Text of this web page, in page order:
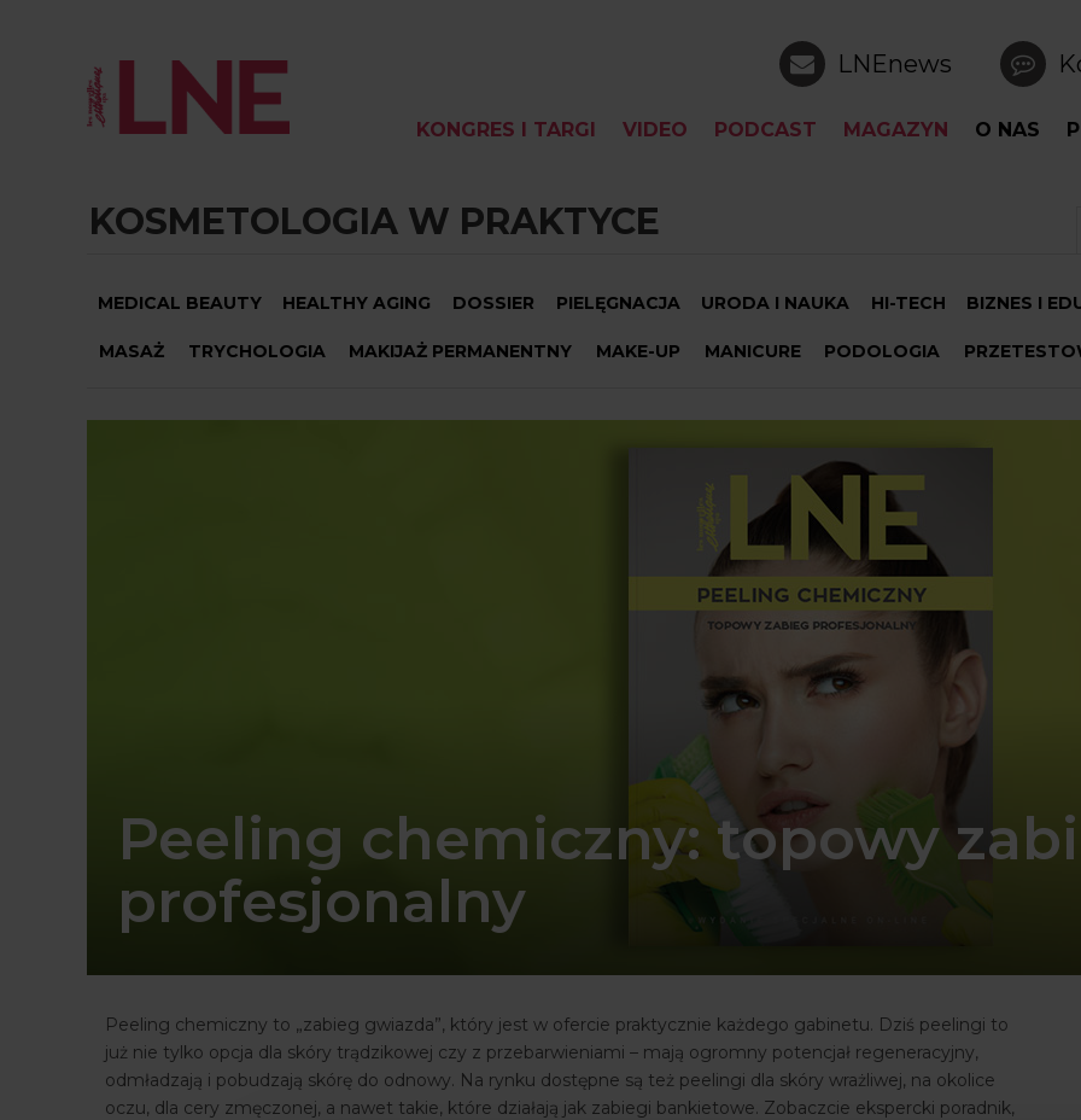
LNEnews
KONGRES I TARGI VIDEO PODCAST MAGAZYN O NAS
KOSMETOLOGIA W PRAKTYCE
MEDICAL BEAUTY HEALTHY AGING DOSSIER PIELĘGNACJA URODA I NAUKA HI-TECH BIZNES I
MASAŻ TRYCHOLOGIA MAKIJAŻ PERMANENTNY MAKE-UP MANICURE PODOLOGIA
Peeling chemiczny: topowy
profesjonalny
Peeling chemiczny to „zabieg gwiazda”, który jest w ofercie praktycznie każdego gabinetu. Dziś peelingi to
już nie tylko opcja dla skóry trądzikowej czy z przebarwieniami – mają ogromny potencjał regeneracyjny,
odmładzają i pobudzają skórę do odnowy. Na rynku dostępne są też peelingi dla skóry wrażliwej, na okolice
oczu, dla cery zmęczonej, a nawet takie, które działają jak zabiegi bankietowe. Zobaczcie ekspercki poradnik,